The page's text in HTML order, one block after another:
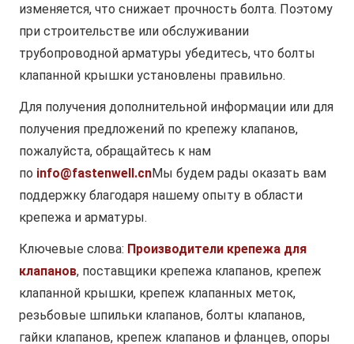
изменяется, что снижает прочность болта. Поэтому
при строительстве или обслуживании
трубопроводной арматуры убедитесь, что болты
клапанной крышки установлены правильно.
Для получения дополнительной информации или для
получения предложений по крепежу клапанов,
пожалуйста, обращайтесь к нам
по info@fastenwell.cnМы будем рады оказать вам
поддержку благодаря нашему опыту в области
крепежа и арматуры.
Ключевые слова: Производители крепежа для
клапанов, поставщики крепежа клапанов, крепеж
клапанной крышки, крепеж клапанных меток,
резьбовые шпильки клапанов, болты клапанов,
гайки клапанов, крепеж клапанов и фланцев, опоры